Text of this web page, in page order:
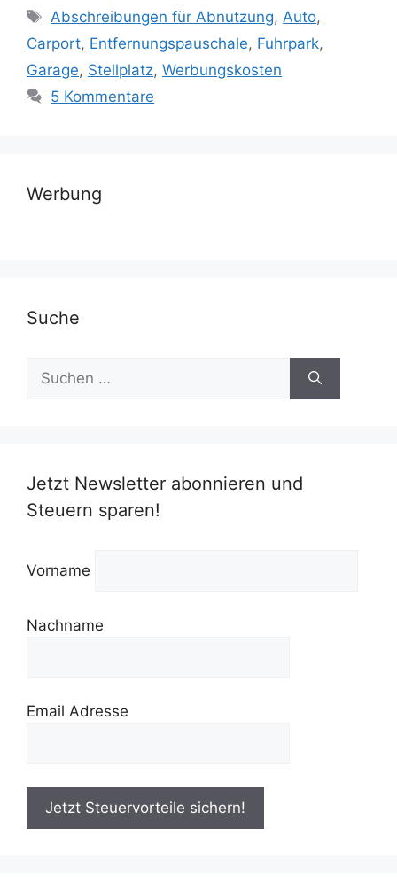
Schlagwörter
Abschreibungen für Abnutzung,Auto,
Carport, Entfernungspauschale, Fuhrpark,
Garage, Stellplatz, Werbungskosten
5 Kommentare
Werbung
Suche
Suchen
nach:
Jetzt Newsletter abonnieren und
Steuern sparen!
Vorname
Nachname
Email Adresse